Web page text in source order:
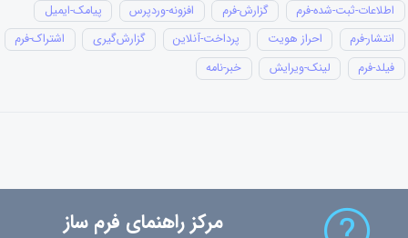
اطلاعات-ثبت-شده-فرم
گزارش-فرم افزونه-وردپرس
پیامک-ایمیل
انتشار-فرم
احراز هویت پرداخت-آنلاین گزارش‌گیری
اشتراک-فرم
فیلد-فرم
لینک-ویرایش خبر-نامه
مرکز راهنمای فرم ساز